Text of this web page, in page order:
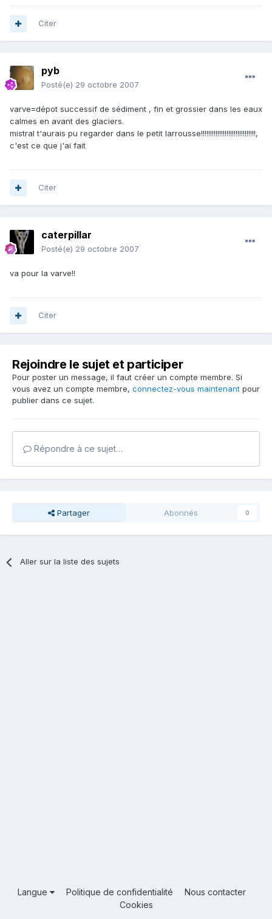
Citer
pyb
Posté(e) 29 octobre 2007
varve=dépot successif de sédiment , fin et grossier dans les eaux
calmes en avant des glaciers.
mistral t'aurais pu regarder dans le petit larrousse!!!!!!!!!!!!!!!!!!!!!!!!!!!!!!,
c'est ce que j'ai fait
Citer
caterpillar
Posté(e) 29 octobre 2007
va pour la varve!!
Citer
Rejoindre le sujet et participer
Pour poster un message, il faut créer un compte membre. Si
vous avez un compte membre, connectez-vous maintenant pour
publier dans ce sujet.
Répondre à ce sujet…
Partager Abonnés 0
Aller sur la liste des sujets
Langue Politique de confidentialité
Nous contacter
Cookies